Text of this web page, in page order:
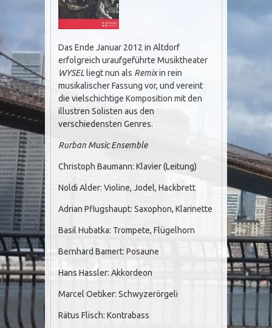
Das Ende Januar 2012 in Altdorf
erfolgreich uraufgeführte Musiktheater
WYSEL liegt nun als Remixin rein
musikalischer Fassung vor, und vereint
die vielschichtige Komposition mit den
illustren Solisten aus den
verschiedensten Genres.
Rurban Music Ensemble
Christoph Baumann: Klavier (Leitung)
Noldi Alder: Violine, Jodel, Hackbrett
Adrian Pflugshaupt: Saxophon, Klarinette
Basil Hubatka: Trompete, Flügelhorn
Bernhard Bamert: Posaune
Hans Hassler: Akkordeon
Marcel Oetiker: Schwyzerörgeli
Rätus Flisch: Kontrabass